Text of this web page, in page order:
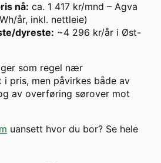
nå: ca. 1 417 kr/mnd – Agva
år, inkl. nettleie)
dyreste: ~4 296 kr/år i Øst-
som regel nær
i pris, men påvirkes både av
av overføring sørover mot
uansett hvor du bor? Se hele